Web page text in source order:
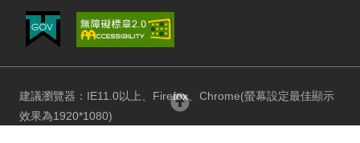
建議瀏覽器：IE11.0以上、Firefox、Chrome(螢幕設定最佳顯示
效果為1920*1080)
回頂部